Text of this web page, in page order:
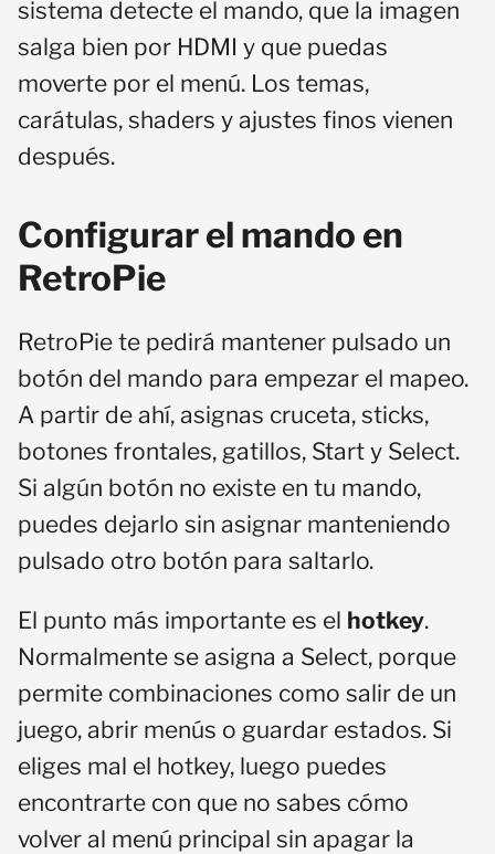
sistema detecte el mando, que la imagen
salga bien por HDMI y que puedas
moverte por el menú. Los temas,
carátulas, shaders y ajustes finos vienen
después.
Configurar el mando en
RetroPie
RetroPie te pedirá mantener pulsado un
botón del mando para empezar el mapeo.
A partir de ahí, asignas cruceta, sticks,
botones frontales, gatillos, Start y Select.
Si algún botón no existe en tu mando,
puedes dejarlo sin asignar manteniendo
pulsado otro botón para saltarlo.
El punto más importante es el hotkey.
Normalmente se asigna a Select, porque
permite combinaciones como salir de un
juego, abrir menús o guardar estados. Si
eliges mal el hotkey, luego puedes
encontrarte con que no sabes cómo
volver al menú principal sin apagar la